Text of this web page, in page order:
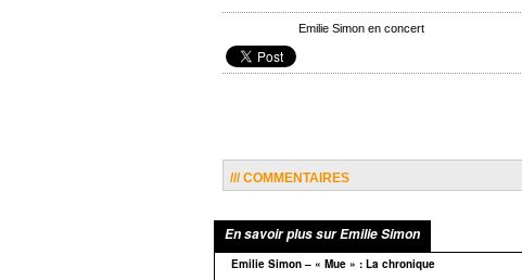
Emilie Simon en concert
/// COMMENTAIRES
En savoir plus sur Emilie Simon
Emilie Simon – « Mue » : La chronique